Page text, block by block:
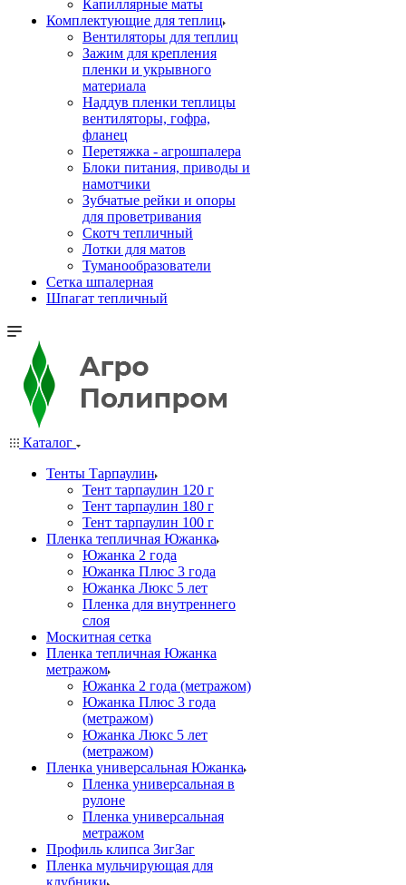
Капиллярные маты
Комплектующие для теплиц
Вентиляторы для теплиц
Зажим для крепления
пленки и укрывного
материала
Наддув пленки теплицы
вентиляторы, гофра,
фланец
Перетяжка - агрошпалера
Блоки питания, приводы и
намотчики
Зубчатые рейки и опоры
для проветривания
Скотч тепличный
Лотки для матов
Туманообразователи
Сетка шпалерная
Шпагат тепличный
Каталог
Тенты Тарпаулин
Тент тарпаулин 120 г
Тент тарпаулин 180 г
Тент тарпаулин 100 г
Пленка тепличная Южанка
Южанка 2 года
Южанка Плюс 3 года
Южанка Люкс 5 лет
Пленка для внутреннего
слоя
Москитная сетка
Пленка тепличная Южанка
метражом
Южанка 2 года (метражом)
Южанка Плюс 3 года
(метражом)
Южанка Люкс 5 лет
(метражом)
Пленка универсальная Южанка
Пленка универсальная в
рулоне
Пленка универсальная
метражом
Профиль клипса ЗигЗаг
Пленка мульчирующая для
клубники